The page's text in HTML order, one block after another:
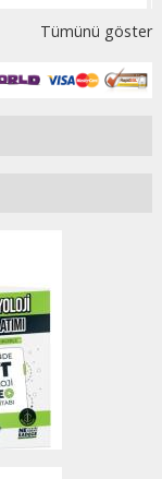
Tümünü göster